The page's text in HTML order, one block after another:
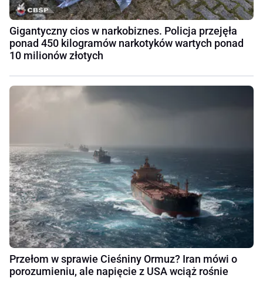
Gigantyczny cios w narkobiznes. Policja przejęła
ponad 450 kilogramów narkotyków wartych ponad
10 milionów złotych
Przełom w sprawie Cieśniny Ormuz? Iran mówi o
porozumieniu, ale napięcie z USA wciąż rośnie